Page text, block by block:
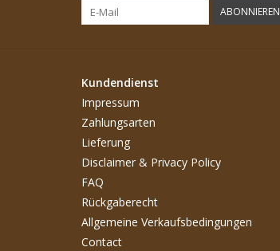
ABONNIEREN
Kundendienst
Impressum
Zahlungsarten
Lieferung
Disclaimer & Privacy Policy
FAQ
Rückgaberecht
Allgemeine Verkaufsbedingungen
Contact